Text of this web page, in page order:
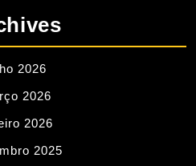
2026
2026
2026
2025